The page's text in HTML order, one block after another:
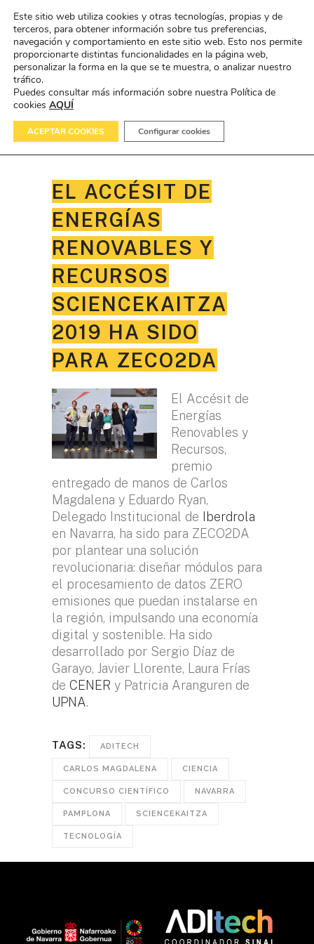
EL ACCÉSIT DE
ENERGÍAS
RENOVABLES Y
RECURSOS
SCIENCEKAITZA
2019 HA SIDO
PARA ZECO2DA
El Accésit de
Energías
Renovables y
Recursos,
premio
entregado de manos de Carlos
Magdalena y Eduardo Ryan,
Delegado Institucional de
Iberdrola
en Navarra, ha sido para ZECO2DA
por plantear una solución
revolucionaria: diseñar módulos para
el procesamiento de datos ZERO
emisiones que puedan instalarse en
la región, impulsando una economía
digital y sostenible. Ha sido
desarrollado por Sergio Díaz de
Garayo, Javier Llorente, Laura Frías
de CENER y Patricia Aranguren de
UPNA.
TAGS: ADITECH
CARLOS MAGDALENA CIENCIA
CONCURSO CIENTÍFICO NAVARRA
PAMPLONA SCIENCEKAITZA
TECNOLOGÍA
Este sitio web utiliza cookies y otras tecnologías, propias y de
terceros, para obtener información sobre tus preferencias,
navegación y comportamiento en este sitio web. Esto nos permite
proporcionarte distintas funcionalidades en la página web,
personalizar la forma en la que se te muestra, o analizar nuestro
tráfico.
Puedes consultar más información sobre nuestra Política de
cookies AQUÍ
ACEPTAR COOKIES Configurar cookies